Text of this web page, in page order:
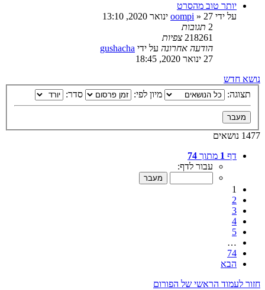
יותר טוב מהסרט
על ידי
oompi » 27 ינואר 2020, 13:10
2 תגובות
218261 צפיות
הודעה אחרונה על ידי gushacha
27 ינואר 2020, 18:45
נושא חדש
תצוגה:
מיון לפי: סדר:
1477 נושאים
דף 1 מתוך 74
עבור לדף:
1
2
3
4
5
…
74
הבא
חזור לעמוד הראשי של הפורום